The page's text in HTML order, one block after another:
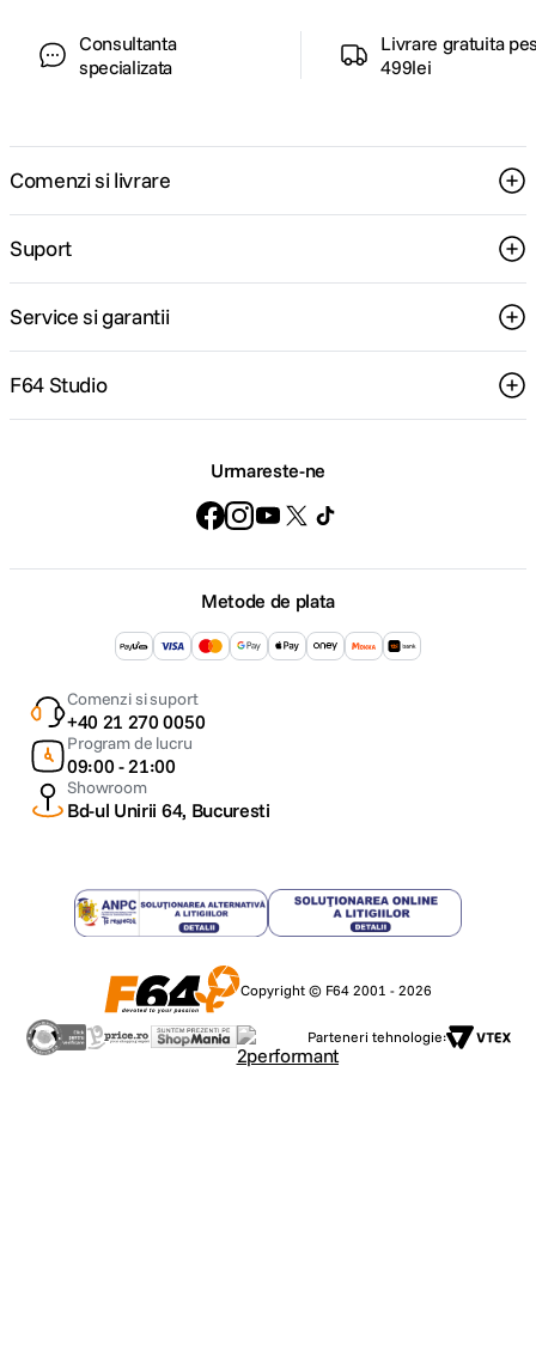
Consultanta
specializata
Livrare gratuita
499lei
Comenzi si livrare
Suport
Service si garantii
F64 Studio
Urmareste-ne
Metode de plata
Comenzi si suport
+40 21 270 0050
Program de lucru
09:00 - 21:00
Showroom
Bd-ul Unirii 64, Bucuresti
Copyright © F64 2001 - 2026
Parteneri tehnologie: